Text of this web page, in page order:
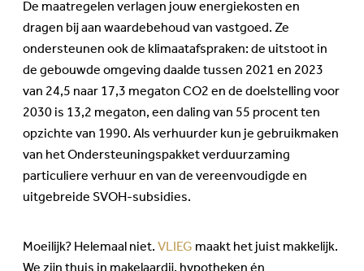
De maatregelen verlagen jouw energiekosten en
dragen bij aan waardebehoud van vastgoed. Ze
ondersteunen ook de klimaatafspraken: de uitstoot in
de gebouwde omgeving daalde tussen 2021 en 2023
van 24,5 naar 17,3 megaton CO2 en de doelstelling voor
2030 is 13,2 megaton, een daling van 55 procent ten
opzichte van 1990. Als verhuurder kun je gebruikmaken
van het Ondersteuningspakket verduurzaming
particuliere verhuur en van de vereenvoudigde en
uitgebreide SVOH-subsidies.
Moeilijk? Helemaal niet. VLIEG maakt het juist makkelijk.
We zijn thuis in makelaardij, hypotheken én